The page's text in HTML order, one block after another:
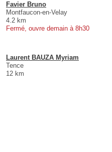
Favier Bruno
Montfaucon-en-Velay
4.2 km
Fermé, ouvre demain à 8h30
Laurent BAUZA Myriam
Tence
12 km